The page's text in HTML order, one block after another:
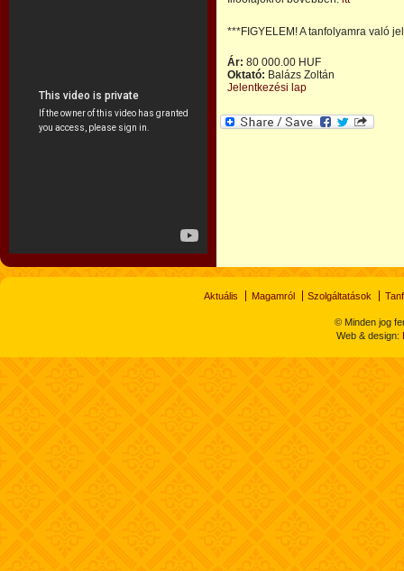
***FIGYELEM! A tanfolyamra való
Ár: 80 000.00 HUF
Oktató: Balázs Zoltán
Jelentkezési lap
Aktuális Magamról Szolgáltatások
© Minden jog
Web & design: